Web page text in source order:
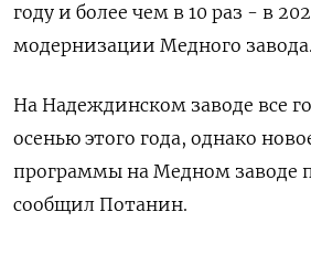
году и более чем в 10 раз - в
модернизации Медного завода.
На Надеждинском заводе все
осенью этого года, однако
программы на Медном заводе
сообщил Потанин.